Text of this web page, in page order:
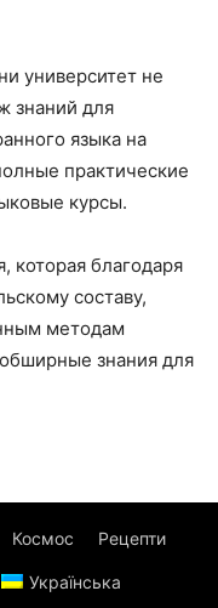
университет не
знаний для
языка на
практические
курсы.
которая благодаря
составу,
методам
знания для
Космос Рецепти
Українська